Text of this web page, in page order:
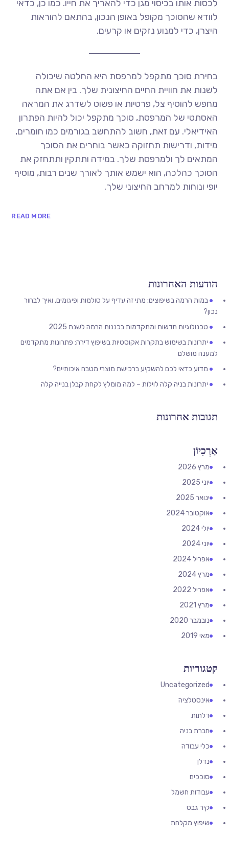
לכסות אותו בכיסוי מגן כדי להאריך את חייו. כמו כן, כדאי
לוודא שהסוכך מקופל באופן הנכון, בהתאם להוראות
היצרן, כדי למנוע נזקים או קרעים.
בחירת סוכך מתקפל למרפסת היא החלטה שיכולה
לשנות את חוויית החיים החיצונית שלך. בין אם אתה
מחפש להוסיף צל, פרטיות או פשוט לשדרג את המראה
האסתטי של המרפסת, סוכך מתקפל יכול להיות הפתרון
האידיאלי. עם זאת, חשוב להתחשב בגורמים כמו חומרים,
מידות, ודרישות תחזוקה כאשר בוחרים את הסוכך
המתאים לך ולמרפסת שלך. במידה ותתקין ותתחזק את
הסוכך כהלכה, הוא ישמש אותך לאורך שנים רבות, מוסיף
יופי ונוחות למרחב החיצוני שלך.
READ MORE
הודעות האחרונות
במות הרמה בשיפוצים: מתי זה עדיף על סולמות ופיגומים, ואיך לבחור
נכון?
טכנולוגיות חדשות ומתקדמות בכננות הרמה לשנת 2025
יתרונות בשימוש בתקרות אקוסטיות בשיפוץ דירה: פתרונות מתקדמים
למענה מושלם
מדוע כדאי לכם להשקיע ברכישת מוצרי מטבח איכותיים?
יתרונות בניה קלה לוילות – למה מומלץ לקחת קבלן בנייה קלה
תגובות אחרונות
אַרְכִיוֹן
מרץ 2026
יוני 2025
ינואר 2025
אוקטובר 2024
יולי 2024
יוני 2024
אפריל 2024
מרץ 2024
אפריל 2022
מרץ 2021
נובמבר 2020
מאי 2019
קטגוריות
Uncategorized
אינסטלציה
דלתות
חברת בניה
כלי עבודה
נדלן
סוככים
עבודות חשמל
קיר גבס
שיפוץ מקלחת